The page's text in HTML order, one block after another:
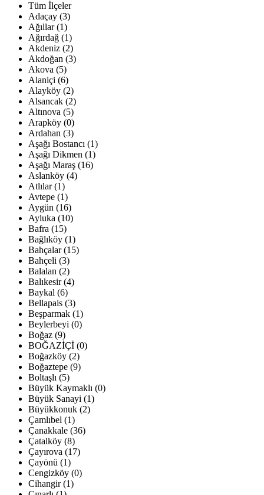
Tüm İlçeler
Adaçay (3)
Ağıllar (1)
Ağırdağ (1)
Akdeniz (2)
Akdoğan (3)
Akova (5)
Alaniçi (6)
Alayköy (2)
Alsancak (2)
Altınova (5)
Arapköy (0)
Ardahan (3)
Aşağı Bostancı (1)
Aşağı Dikmen (1)
Aşağı Maraş (16)
Aslanköy (4)
Atlılar (1)
Avtepe (1)
Aygün (16)
Ayluka (10)
Bafra (15)
Bağlıköy (1)
Bahçalar (15)
Bahçeli (3)
Balalan (2)
Balıkesir (4)
Baykal (6)
Bellapais (3)
Beşparmak (1)
Beylerbeyi (0)
Boğaz (9)
BOĞAZİÇİ (0)
Boğazköy (2)
Boğaztepe (9)
Boltaşlı (5)
Büyük Kaymaklı (0)
Büyük Sanayi (1)
Büyükkonuk (2)
Çamlıbel (1)
Çanakkale (36)
Çatalköy (8)
Çayırova (17)
Çayönü (1)
Cengizköy (0)
Cihangir (1)